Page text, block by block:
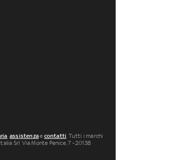
,assistenzae contatti. Tutti i marchi
Srl Via Monte Penice, 7 - 20138